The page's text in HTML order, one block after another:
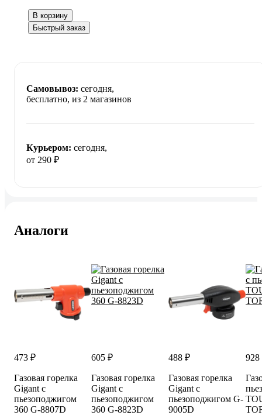
В корзину
Быстрый заказ
Самовывоз: сегодня,
бесплатно, из 2 магазинов
Курьером: сегодня,
от 290 ₽
Аналоги
473 ₽
Газовая горелка
Gigant с
пьезоподжигом
360 G-8807D
605 ₽
Газовая горелка
Gigant с
пьезоподжигом
360 G-8823D
488 ₽
Газовая горелка
Gigant с
пьезоподжигом G-
9005D
928